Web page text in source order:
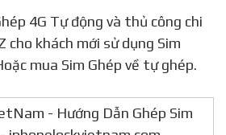
khách mới sử dụng Sim
mua Sim Ghép về tự ghép.